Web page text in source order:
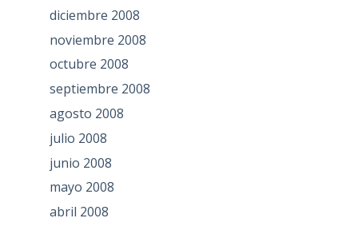
diciembre 2008
noviembre 2008
octubre 2008
septiembre 2008
agosto 2008
julio 2008
junio 2008
mayo 2008
abril 2008